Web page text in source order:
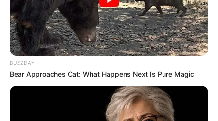
BUZZDAY
Bear Approaches Cat: What Happens Next Is Pure Magic